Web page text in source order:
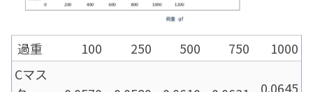
過重 100 250 500 750
1000
Cマス
0.0645